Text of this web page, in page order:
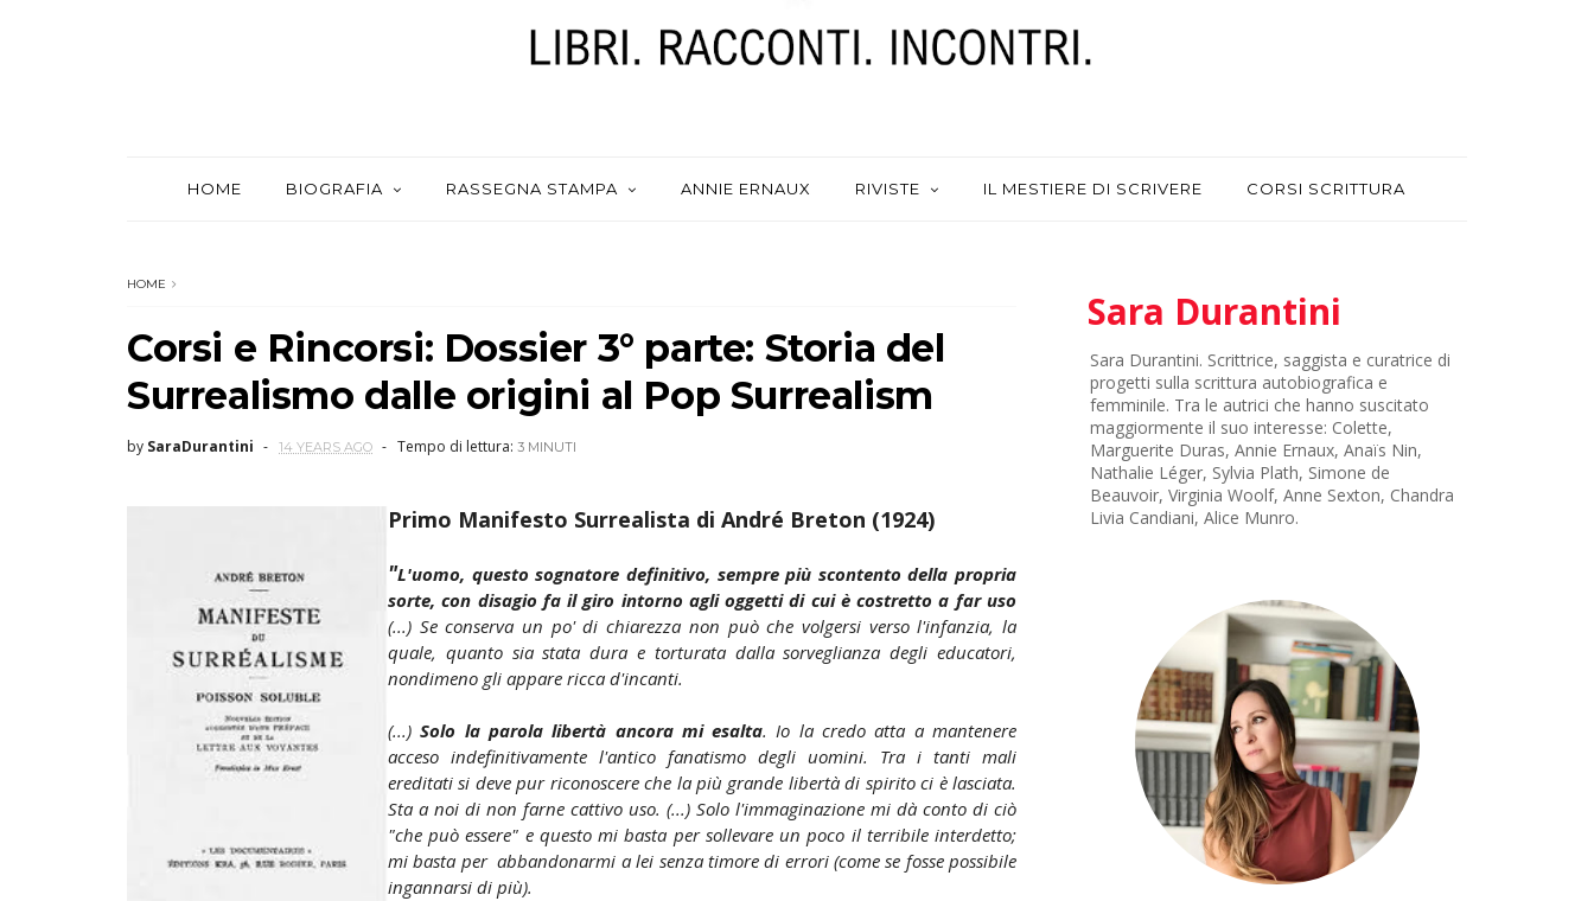
HOME BIOGRAFIA RASSEGNA STAMPA ANNIE ERNAUX RIVISTE IL MESTIERE DI SCRIVERE CORSI SCRITTURA
HOME
Corsi e Rincorsi: Dossier 3° parte: Storia del
Surrealismo dalle origini al Pop Surrealism
by SaraDurantini 14 YEARS AGO Tempo di lettura: 3 MINUTI
Primo Manifesto Surrealista di André Breton (1924)
"L'uomo, questo sognatore definitivo, sempre più scontento della propria
sorte, con disagio fa il giro intorno agli oggetti di cui è costretto a far uso
(...) Se conserva un po' di chiarezza non può che volgersi verso l'infanzia, la
quale, quanto sia stata dura e torturata dalla sorveglianza degli educatori,
nondimeno gli appare ricca d'incanti.
(...)Solo la parola libertà ancora mi esalta. Io la credo atta a mantenere
acceso indefinitivamente l'antico fanatismo degli uomini. Tra i tanti mali
ereditati si deve pur riconoscere che la più grande libertà di spirito ci è lasciata.
Sta a noi di non farne cattivo uso. (...) Solo l'immaginazione mi dà conto di ciò
"che può essere" e questo mi basta per sollevare un poco il terribile interdetto;
mi basta per abbandonarmi a lei senza timore di errori (come se fosse possibile
ingannarsi di più).
Sara Durantini
Sara Durantini. Scrittrice, saggista e curatrice di
progetti sulla scrittura autobiografica e
femminile. Tra le autrici che hanno suscitato
maggiormente il suo interesse: Colette,
Marguerite Duras, Annie Ernaux, Anaïs Nin,
Nathalie Léger, Sylvia Plath, Simone de
Beauvoir, Virginia Woolf, Anne Sexton, Chandra
Livia Candiani, Alice Munro.